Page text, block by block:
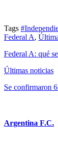
Tags
Federal A,
Federal A: qué
Últimas noticias
Se confirmaron
Argentina F.C.